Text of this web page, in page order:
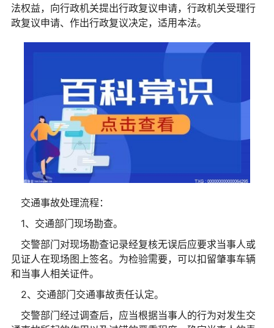
法权益，向行政机关提出行政复议申请，行政机关受理行
政复议申请、作出行政复议决定，适用本法。
交通事故处理流程：
1、交通部门现场勘查。
交警部门对现场勘查记录经复核无误后应要求当事人或
见证人在现场图上签名。为检验需要，可以扣留肇事车辆
和当事人相关证件。
2、交通部门交通事故责任认定。
交警部门经过调查后，应当根据当事人的行为对发生交